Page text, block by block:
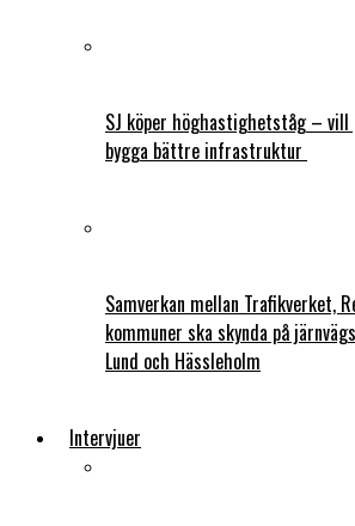
SJ köper höghastighetståg –
bygga bättre infrastruktur
Samverkan mellan Trafikverket,
kommuner ska skynda på
Lund och Hässleholm
Intervjuer